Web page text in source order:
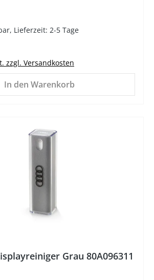
Lieferzeit: 2-5 Tage
zzgl. Versandkosten
In den Warenkorb
Grau 80A096311